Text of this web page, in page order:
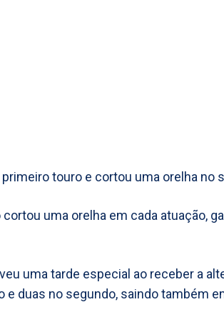
touro e cortou uma orelha no
uma orelha em cada atuação,
uma tarde especial ao receber a
e duas no segundo, saindo também